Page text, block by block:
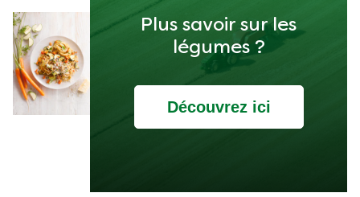
Plus savoir sur les
légumes ?
Découvrez ici